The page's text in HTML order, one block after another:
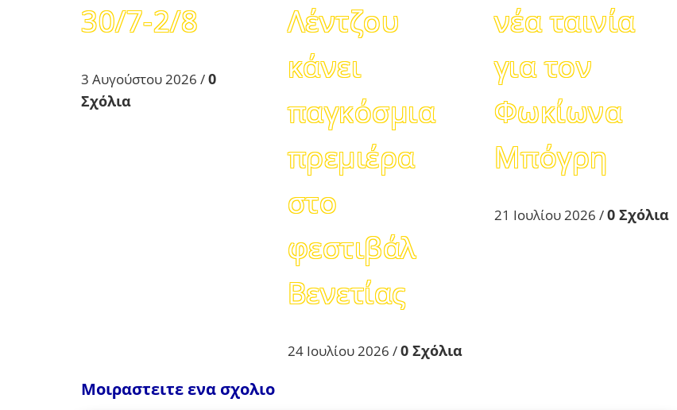
30/7-2/8
3 Αυγούστου 2026 /0
Σχόλια
Λέντζου
κάνει
παγκόσμια
πρεμιέρα
στο
φεστιβάλ
Βενετίας
24 Ιουλίου 2026 /0 Σχόλια
νέα ταινία
για τον
Φωκίωνα
Μπόγρη
21 Ιουλίου 2026 /0 Σχόλια
Μοιραστειτε ενα σχολιο